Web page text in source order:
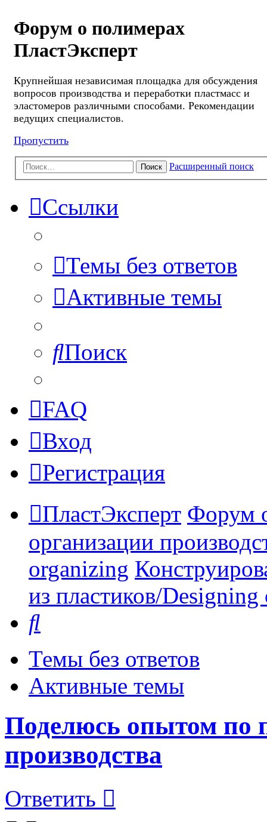
Форум о полимерах
ПластЭксперт
Крупнейшая независимая площадка для обсуждения
вопросов производства и переработки пластмасс и
эластомеров различными способами. Рекомендации
ведущих специалистов.
Пропустить
Поиск Расширенный поиск
Ссылки
Темы без ответов
Активные темы
Поиск
FAQ
Вход
Регистрация
ПластЭксперт Форум
организации
organizing
из пластиков/
Темы без ответов
Активные темы
Поделюсь опытом по
производства
Ответить